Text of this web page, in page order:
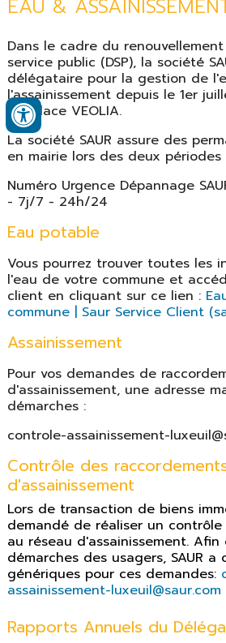
EAU &
Dans le cadre du
service public (DSP), la société
délégataire pour la gestion de
l'assainissement depuis le 1er
remplace VEOLIA.
La société SAUR assure des
en mairie lors des deux
Numéro Urgence Dépannage
- 7j/7 - 24h/24
Eau potable
Vous pourrez trouver toutes les
l'eau de votre commune et
client en cliquant sur ce lien :
commune | Saur Service Client
Assainissement
Pour vos demandes de
d'assainissement, une adresse
démarches :
controle-assainissement-
Contrôle des
d'assainissement
Lors de transaction de biens
demandé de réaliser un
au réseau d'assainissement.
démarches des usagers, SAUR
génériques pour ces demandes:
assainissement-luxeuil@saur.com
Rapports Annuels du